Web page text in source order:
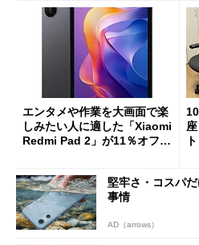
エンタメや作業を大画面で楽
しみたい人に適した「Xiaomi
Redmi Pad 2」が11％オフの
堅牢さ・コスパ
事情
AD（arrows）